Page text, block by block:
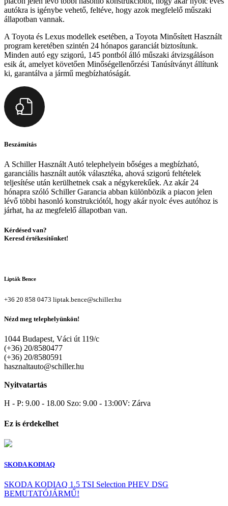
autókra is igénybe vehető, feltéve, hogy azok megfelelő műszaki
állapotban vannak.
A Toyota és Lexus modellek esetében, a Toyota Minősített Használt
program keretében szintén 24 hónapos garanciát biztosítunk.
Minden autó egy szigorú, 145 pontból álló műszaki átvizsgáláson
esik át, amelyet követően Minőségellenőrzési Tanúsítványt állítunk
ki, garantálva a jármű megbízhatóságát.
Beszámítás
A Schiller Használt Autó telephelyein bőséges a megbízható,
garanciális használt autók választéka, ahová szigorú feltételek
teljesítése után kerülhetnek csak a négykerekűek. Az akár 24
hónapra szóló Schiller Garancia abban különbözik a piacon jelen
lévő többi hasonló konstrukciótól, hogy akár nyolc éves autóhoz is
járhat, ha az megfelelő állapotban van.
Kérdésed van?
Keresd értékesítőnket!
Lipták Bence
+36 20 858 0473 liptak.bence@schiller.hu
Nézd meg telephelyünkön!
1044 Budapest, Váci út 119/c
(+36) 20/8580477
(+36) 20/8580591
hasznaltauto@schiller.hu
Nyitvatartás
H - P: 9.00 - 18.00 Szo: 9.00 - 13:00V: Zárva
Ez is érdekelhet
SKODA KODIAQ
SKODA KODIAQ 1.5 TSI Selection PHEV DSG
BEMUTATÓJÁRMŰ!